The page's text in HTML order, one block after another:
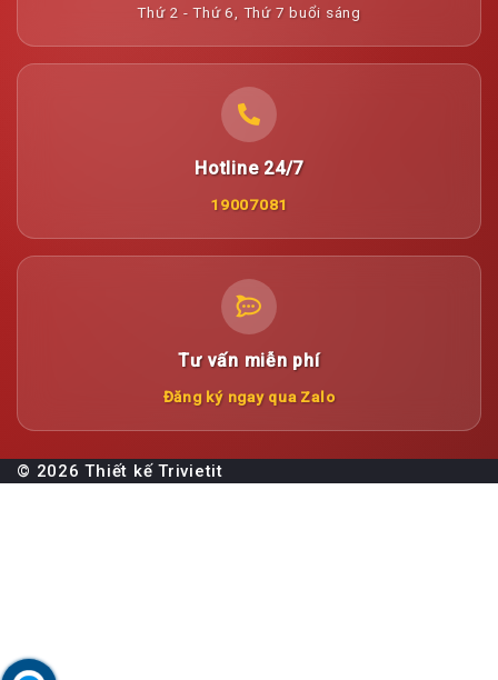
Thứ 2 - Thứ 6, Thứ 7 buổi sáng
Hotline 24/7
19007081
Tư vấn miễn phí
Đăng ký ngay qua Zalo
© 2026 Thiết kế Trivietit